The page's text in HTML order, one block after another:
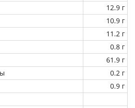
12.9 г
10.9 г
11.2 г
0.8 г
61.9 г
0.2 г
0.9 г